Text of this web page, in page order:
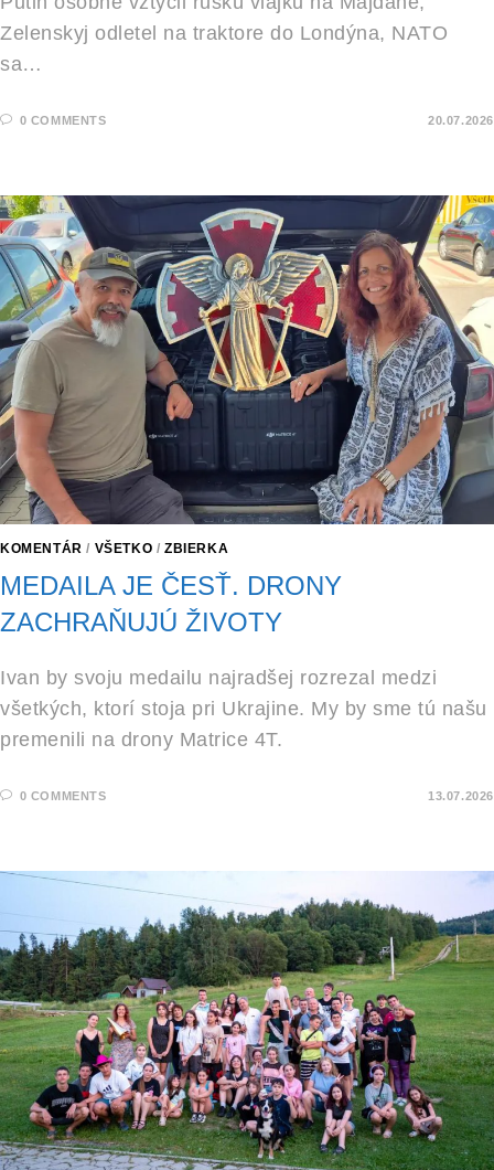
Zelenskyj odletel na traktore do Londýna, NATO
sa…
0 COMMENTS 20.07.2026
KOMENTÁR / VŠETKO /ZBIERKA
MEDAILA JE ČESŤ. DRONY
ZACHRAŇUJÚ ŽIVOTY
Ivan by svoju medailu najradšej rozrezal medzi
všetkých, ktorí stoja pri Ukrajine. My by sme tú našu
premenili na drony Matrice 4T.
0 COMMENTS 13.07.2026